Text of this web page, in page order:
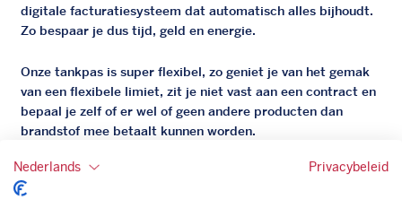
digitale facturatiesysteem dat automatisch alles bijhoudt.
Zo bespaar je dus tijd, geld en energie.
Onze tankpas is super flexibel, zo geniet je van het gemak
van een flexibele limiet, zit je niet vast aan een contract en
bepaal je zelf of er wel of geen andere producten dan
brandstof mee betaalt kunnen worden.
korting. Mocht de pompprijs toch lager zijn dan betaal je
natuurlijk de prijs aan de pomp. Zo ben je altijd verzekerd
Nederlands Privacybeleid